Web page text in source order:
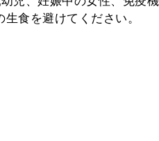
食を避けてください。